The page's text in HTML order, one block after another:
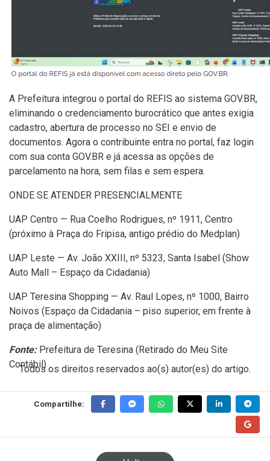
A Prefeitura integrou o portal do REFIS ao sistema GOV.BR,
eliminando o credenciamento burocrático que antes exigia
cadastro, abertura de processo no SEI e envio de
documentos. Agora o contribuinte entra no portal, faz login
com sua conta GOV.BR e já acessa as opções de
parcelamento na hora, sem filas e sem espera.
ONDE SE ATENDER PRESENCIALMENTE
UAP Centro — Rua Coelho Rodrigues, nº 1911, Centro
(próximo à Praça do Fripisa, antigo prédio do Medplan)
UAP Leste — Av. João XXIII, nº 5323, Santa Isabel (Show
Auto Mall – Espaço da Cidadania)
UAP Teresina Shopping — Av. Raul Lopes, nº 1000, Bairro
Noivos (Espaço da Cidadania – piso superior, em frente à
praça de alimentação)
Fonte:Prefeitura de Teresina (Retirado do Meu Site
Contábil)
Todos os direitos reservados ao(s) autor(es) do artigo.
Compartilhe: